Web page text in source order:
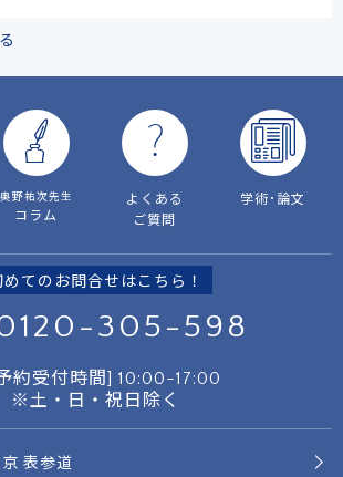
ル事前相談・お問い合わせ
除く／当院は自費診療となります
奥野祐次先生
コラム
メルマガ
会員募集
奥野祐次先生
コラム
よくある
ご質問
学術･論文
めてのお問合せはこちら！
305-598
約受付時間] 10:00-17:00
※土・日・祝日除く
表参道